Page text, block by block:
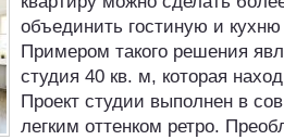
объединить гостиную и
Примером такого решения
студия 40 кв. м, которая
Проект студии выполнен в
легким оттенком ретро.